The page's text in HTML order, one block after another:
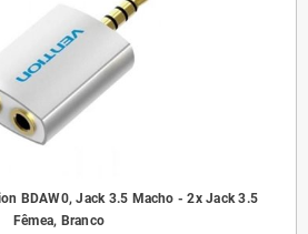
BDAW0, Jack 3.5 Macho - 2x Jack 3.5
Fêmea, Branco